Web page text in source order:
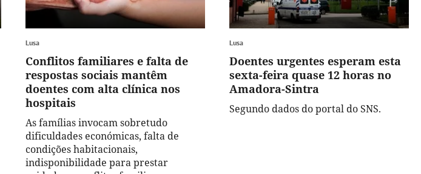
Lusa
Conflitos familiares e falta de
respostas sociais mantêm
doentes com alta clínica nos
hospitais
As famílias invocam sobretudo
dificuldades económicas, falta de
condições habitacionais,
indisponibilidade para prestar
Lusa
Doentes urgentes esperam esta
sexta-feira quase 12 horas no
Amadora-Sintra
Segundo dados do portal do SNS.